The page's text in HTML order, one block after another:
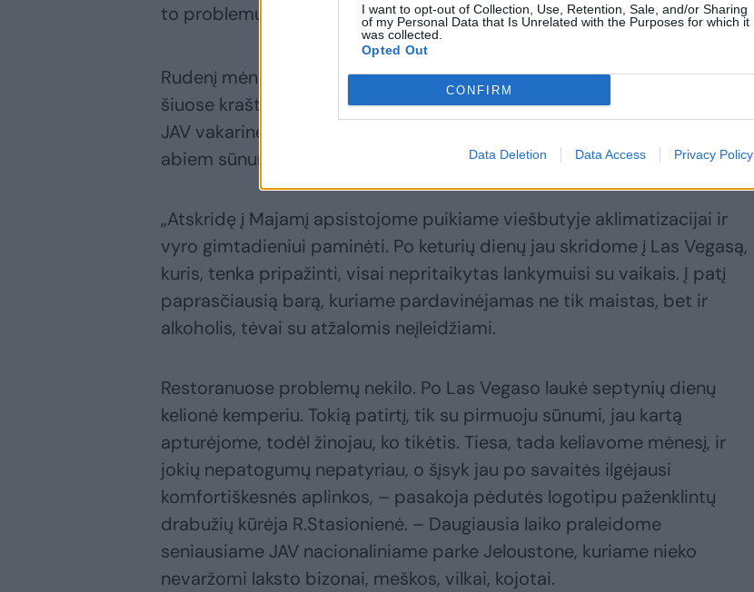
I want to opt-out of Collection, Use, Retention, Sale, and/or Sharing
of my Personal Data that Is Unrelated with the Purposes for which it
was collected.
Opted Out
CONFIRM
Data Deletion Data Access Privacy Policy
to problemų niekada nekilo.“
Rudenį mėnesio išvyka į JAV ir Meksiką nebuvo pirmasis šeimos vizitas
šiuose kraštuose. Kada pirmagimiui buvo dveji metai, Stasioniai po
JAV vakarinę pakrantę kemperiu keliavo visą mėnesį, o šį kartą, jau su
abiem sūnumis, tik savaitę.
„Atskridę į Majamį apsistojome puikiame viešbutyje aklimatizacijai ir
vyro gimtadieniui paminėti. Po keturių dienų jau skridome į Las Vegasą,
kuris, tenka pripažinti, visai nepritaikytas lankymuisi su vaikais. Į patį
paprasčiausią barą, kuriame pardavinėjamas ne tik maistas, bet ir
alkoholis, tėvai su atžalomis neįleidžiami.
Restoranuose problemų nekilo. Po Las Vegaso laukė septynių dienų
kelionė kemperiu. Tokią patirtį, tik su pirmuoju sūnumi, jau kartą
apturėjome, todėl žinojau, ko tikėtis. Tiesa, tada keliavome mėnesį, ir
jokių nepatogumų nepatyriau, o šįsyk jau po savaitės ilgėjausi
komfortiškesnės aplinkos, – pasakoja pėdutės logotipu paženklintų
drabužių kūrėja R.Stasionienė. – Daugiausia laiko praleidome
seniausiame JAV nacionaliniame parke Jeloustone, kuriame nieko
nevaržomi laksto bizonai, meškos, vilkai, kojotai.